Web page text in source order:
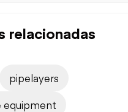
relacionadas
pipelayers
equipment